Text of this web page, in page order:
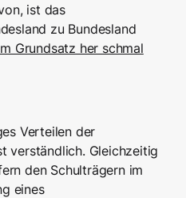
ist das
zu Bundesland
Grundsatz her schmal
Verteilen der
verständlich. Gleichzeitig
den Schulträgern im
eines